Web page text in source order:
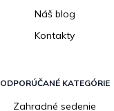
Náš blog
Kontakty
ODPORÚČANÉ KATEGÓRIE
Zahradné sedenie